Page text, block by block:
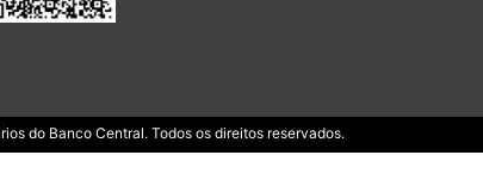
do Banco Central. Todos os direitos reservados.